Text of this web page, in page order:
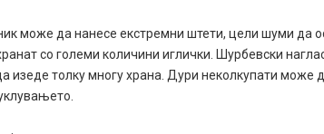
може да нанесе екстремни штети, цели шуми да
со големи количини иглички. Шурбевски
изеде толку многу храна. Дури неколкупати може